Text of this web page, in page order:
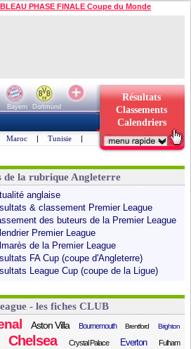
PHASE FINALE Coupe du Monde
Bayern
Dortmund
Résultats
Classements
Calendriers
Maroc | Tunisie |
de la rubrique Angleterre
anglaise
& classement Premier League
des buteurs de la Premier League
Premier League
de la Premier League
FA Cup (coupe d'Angleterre)
League Cup (coupe de la Ligue)
- les fiches CLUB
Aston Villa Bournemouth Brentford Brighton
Chelsea Crystal Palace Everton Fulham